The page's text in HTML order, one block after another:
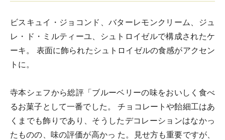
ビスキュイ・ジョコンド、バターレモンクリーム、ジュ
レ・ド・ミルティーユ、シュトロイゼルで構成されたケ
ーキ。 表面に飾られたシュトロイゼルの食感がアクセン
トに。
寺本シェフから総評「ブルーベリーの味をおいしく食べ
るお菓子として一番でした。 チョコレートや飴細工はあ
くまでも飾りであり、そうしたデコレーションはなかっ
たものの、味の評価が高かっ た。見せ方も重要ですが、